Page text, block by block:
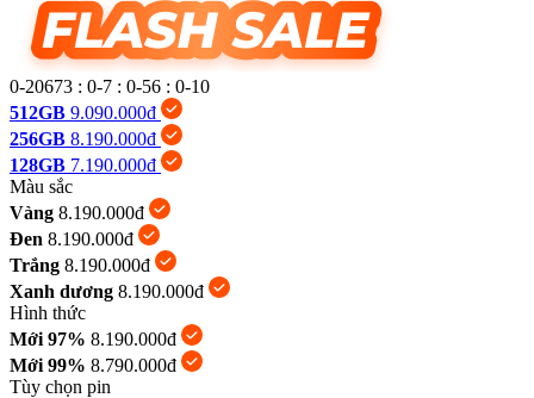
0-20673 : 0-7 : 0-56 : 0-11
512GB 9.090.000đ
256GB 8.190.000đ
128GB 7.190.000đ
Màu sắc
Vàng 8.190.000đ
Đen 8.190.000đ
Trắng 8.190.000đ
Xanh dương 8.190.000đ
Hình thức
Mới 97% 8.190.000đ
Mới 99% 8.790.000đ
Tùy chọn pin